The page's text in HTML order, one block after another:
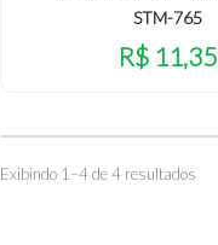
STM-765
R$ 11,35
Exibindo 1–4 de 4 resultados